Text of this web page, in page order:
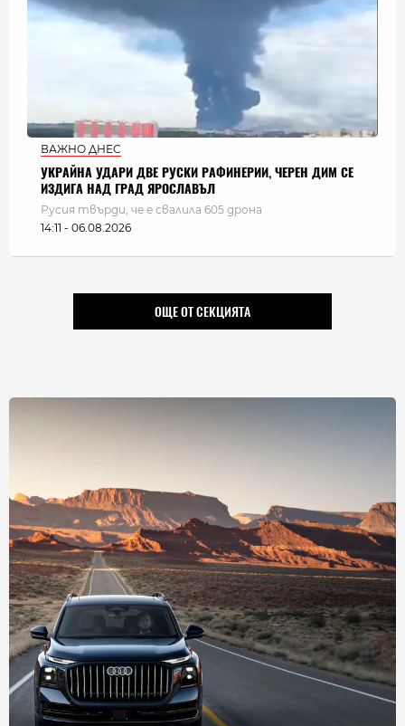
ВАЖНО ДНЕС
УКРАЙНА УДАРИ ДВЕ РУСКИ РАФИНЕРИИ, ЧЕРЕН ДИМ СЕ
ИЗДИГА НАД ГРАД ЯРОСЛАВЪЛ
Русия твърди, че е свалила 605 дрона
14:11 - 06.08.2026
ОЩЕ ОТ СЕКЦИЯТА